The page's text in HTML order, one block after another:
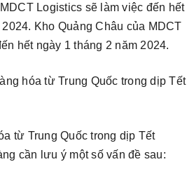
Logistics sẽ làm việc đến hết
Kho Quảng Châu của MDCT
hết ngày 1 tháng 2 năm 2024.
hóa từ Trung Quốc trong dịp Tết
từ Trung Quốc trong dịp Tết
cần lưu ý một số vấn đề sau: